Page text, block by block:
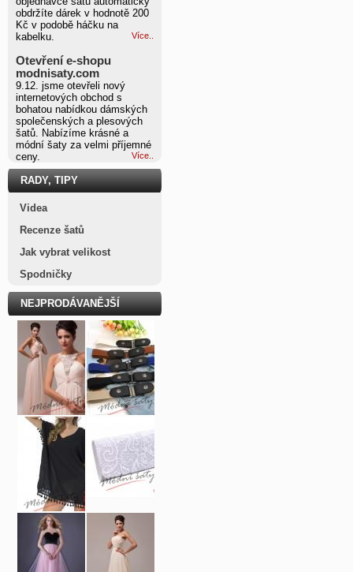
obdržíte dárek v hodnotě 200
Kč v podobě háčku na
kabelku.
Více..
Otevření e-shopu
modnisaty.com
9.12. jsme otevřeli nový
internetových obchod s
bohatou nabídkou dámských
společenských a plesových
šatů. Nabízíme krásné a
módní šaty za velmi příjemné
ceny.
Více..
RADY, TIPY
Videa
Recenze šatů
Jak vybrat velikost
Spodničky
NEJPRODÁVANĚJŠÍ